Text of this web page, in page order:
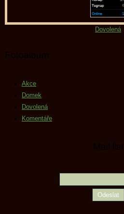
Dovolená
Fotoalbum
Akce
Domek
Dovolená
Komentáře
Mail list